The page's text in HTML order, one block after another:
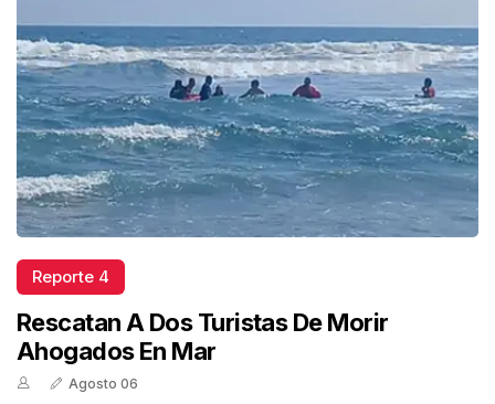
Reporte 4
Rescatan A Dos Turistas De Morir
Ahogados En Mar
Agosto 06